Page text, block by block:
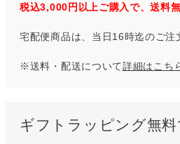
税込3,000円以上ご購入で、送料
宅配便商品は、当日16時迄のご注
※送料・配送について詳細はこち
ギフトラッピング無料